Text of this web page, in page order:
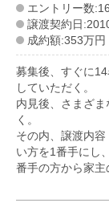
エントリー数
譲渡契約日
成約額:353万円
募集後、すぐに
していただく。
内見後、さまざ
く。
その内、譲渡内
い方を1番手にし
番手の方から家主